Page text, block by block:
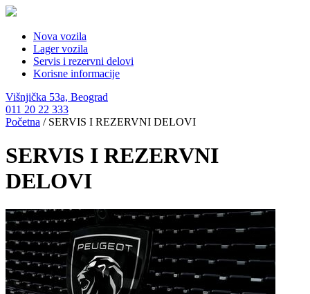
Nova vozila
Lager vozila
Servis i rezervni delovi
Korisne informacije
Višnjička 53a, Beograd
011 20 22 333
Početna / SERVIS I REZERVNI DELOVI
SERVIS I REZERVNI
DELOVI